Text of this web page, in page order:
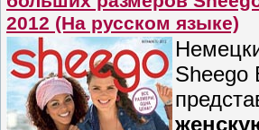
2012 (На русском языке)
Sheego